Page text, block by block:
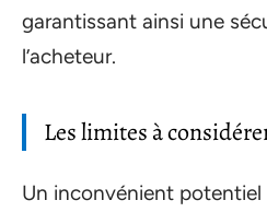
garantissant ainsi une
l’acheteur.
Les limites à
Un inconvénient potentiel